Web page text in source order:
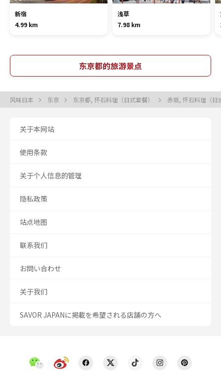
新宿
4.99 km
浅草
7.98 km
东京都的旅游景点
风味日本 东京 东京都, 怀石料理（日式套餐） 赤坂, 怀石料理（日
关于本网站
使用条款
关于个人信息的管理
隐私政策
站点地图
联系我们
お問い合わせ
关于我们
SAVOR JAPANに掲載を希望される店舗の方へ